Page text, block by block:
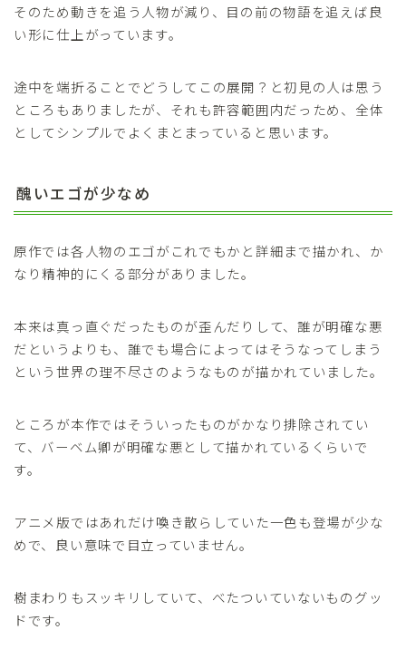
そのため動きを追う人物が減り、目の前の物語を追えば良
い形に仕上がっています。
途中を端折ることでどうしてこの展開？と初見の人は思う
ところもありましたが、それも許容範囲内だっため、全体
としてシンプルでよくまとまっていると思います。
醜いエゴが少なめ
原作では各人物のエゴがこれでもかと詳細まで描かれ、か
なり精神的にくる部分がありました。
本来は真っ直ぐだったものが歪んだりして、誰が明確な悪
だというよりも、誰でも場合によってはそうなってしまう
という世界の理不尽さのようなものが描かれていました。
ところが本作ではそういったものがかなり排除されてい
て、バーベム卿が明確な悪として描かれているくらいで
す。
アニメ版ではあれだけ喚き散らしていた一色も登場が少な
めで、良い意味で目立っていません。
樹まわりもスッキリしていて、べたついていないものグッ
ドです。